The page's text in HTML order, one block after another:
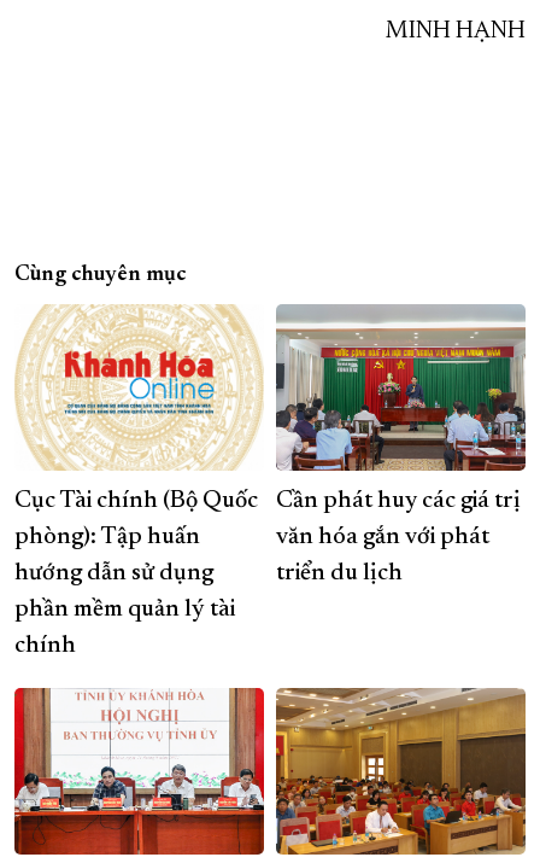
MINH HẠNH
Cùng chuyên mục
Cục Tài chính (Bộ Quốc
phòng): Tập huấn
hướng dẫn sử dụng
phần mềm quản lý tài
chính
Cần phát huy các giá trị
văn hóa gắn với phát
triển du lịch